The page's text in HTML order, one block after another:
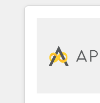
structuration de
comptes existants. En France et
digitale et des
grandes expertises sont : ➤